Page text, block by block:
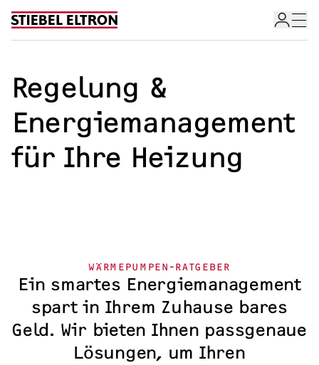
Wärmepumpen-Angebotsservice
Förderrechner für Wärmepumpe
Wärmepumpe-Arten
Wärmepumpe für Ihr Zuhause
Kosten & Förderung
Erfahrungsberichte
Regelung &
Energiemanagement
für Ihre Heizung
WÄRMEPUMPEN-RATGEBER
Ein smartes Energiemanagement
spart in Ihrem Zuhause bares
Geld. Wir bieten Ihnen passgenaue
Lösungen, um Ihren